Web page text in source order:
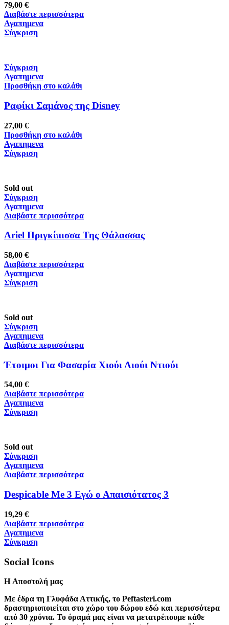
79,00 €
Διαβάστε περισσότερα
Αγαπημενα
Σύγκριση
Σύγκριση
Αγαπημενα
Προσθήκη στο καλάθι
Ραφίκι Σαμάνος της Disney
27,00 €
Προσθήκη στο καλάθι
Αγαπημενα
Σύγκριση
Sold out
Σύγκριση
Αγαπημενα
Διαβάστε περισσότερα
Ariel Πριγκίπισσα Της Θάλασσας
58,00 €
Διαβάστε περισσότερα
Αγαπημενα
Σύγκριση
Sold out
Σύγκριση
Αγαπημενα
Διαβάστε περισσότερα
Έτοιμοι Για Φασαρία Χιούι Λιούι Ντιούι
54,00 €
Διαβάστε περισσότερα
Αγαπημενα
Σύγκριση
Sold out
Σύγκριση
Αγαπημενα
Διαβάστε περισσότερα
Despicable Me 3 Εγώ ο Απαισιότατος 3
19,29 €
Διαβάστε περισσότερα
Αγαπημενα
Σύγκριση
Social Icons
H Αποστολή μας
Με έδρα τη Γλυφάδα Αττικής, το Peftasteri.com
δραστηριοποιείται στο χώρο του δώρου εδώ και περισσότερα
από 30 χρόνια. Το όραμά μας είναι να μετατρέπουμε κάθε